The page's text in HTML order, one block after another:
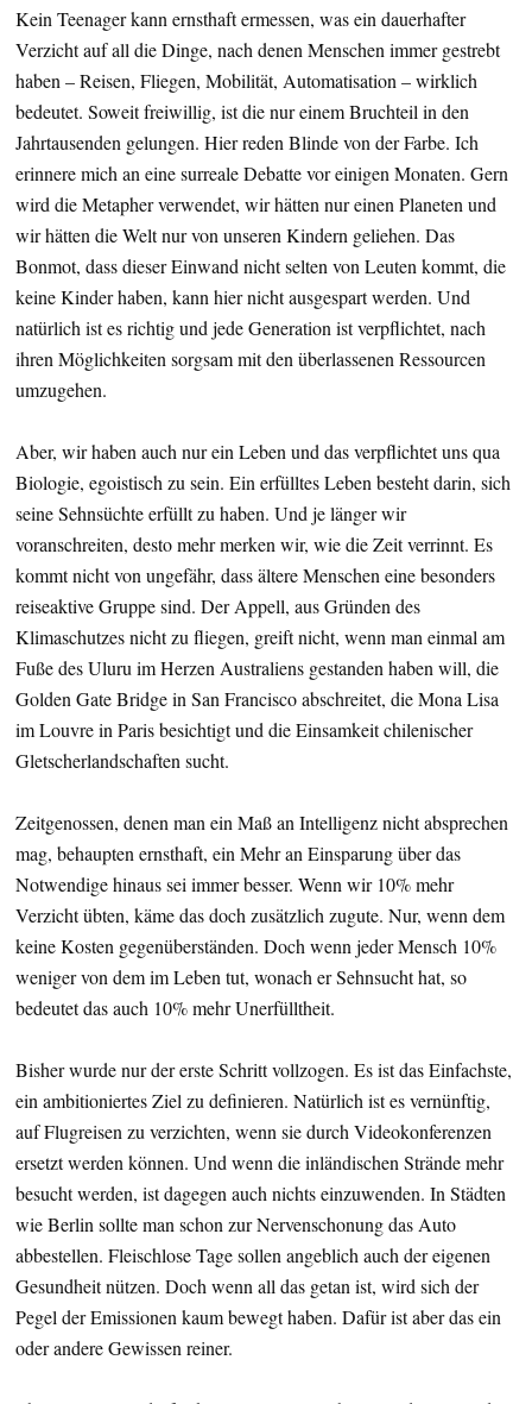
Kein Teenager kann ernsthaft ermessen, was ein dauerhafter
Verzicht auf all die Dinge, nach denen Menschen immer gestrebt
haben – Reisen, Fliegen, Mobilität, Automatisation – wirklich
bedeutet. Soweit freiwillig, ist die nur einem Bruchteil in den
Jahrtausenden gelungen. Hier reden Blinde von der Farbe. Ich
erinnere mich an eine surreale Debatte vor einigen Monaten. Gern
wird die Metapher verwendet, wir hätten nur einen Planeten und
wir hätten die Welt nur von unseren Kindern geliehen. Das
Bonmot, dass dieser Einwand nicht selten von Leuten kommt, die
keine Kinder haben, kann hier nicht ausgespart werden. Und
natürlich ist es richtig und jede Generation ist verpflichtet, nach
ihren Möglichkeiten sorgsam mit den überlassenen Ressourcen
umzugehen.
Aber, wir haben auch nur ein Leben und das verpflichtet uns qua
Biologie, egoistisch zu sein. Ein erfülltes Leben besteht darin, sich
seine Sehnsüchte erfüllt zu haben. Und je länger wir
voranschreiten, desto mehr merken wir, wie die Zeit verrinnt. Es
kommt nicht von ungefähr, dass ältere Menschen eine besonders
reiseaktive Gruppe sind. Der Appell, aus Gründen des
Klimaschutzes nicht zu fliegen, greift nicht, wenn man einmal am
Fuße des Uluru im Herzen Australiens gestanden haben will, die
Golden Gate Bridge in San Francisco abschreitet, die Mona Lisa
im Louvre in Paris besichtigt und die Einsamkeit chilenischer
Gletscherlandschaften sucht.
Zeitgenossen, denen man ein Maß an Intelligenz nicht absprechen
mag, behaupten ernsthaft, ein Mehr an Einsparung über das
Notwendige hinaus sei immer besser. Wenn wir 10% mehr
Verzicht übten, käme das doch zusätzlich zugute. Nur, wenn dem
keine Kosten gegenüberständen. Doch wenn jeder Mensch 10%
weniger von dem im Leben tut, wonach er Sehnsucht hat, so
bedeutet das auch 10% mehr Unerfülltheit.
Bisher wurde nur der erste Schritt vollzogen. Es ist das Einfachste,
ein ambitioniertes Ziel zu definieren. Natürlich ist es vernünftig,
auf Flugreisen zu verzichten, wenn sie durch Videokonferenzen
ersetzt werden können. Und wenn die inländischen Strände mehr
besucht werden, ist dagegen auch nichts einzuwenden. In Städten
wie Berlin sollte man schon zur Nervenschonung das Auto
abbestellen. Fleischlose Tage sollen angeblich auch der eigenen
Gesundheit nützen. Doch wenn all das getan ist, wird sich der
Pegel der Emissionen kaum bewegt haben. Dafür ist aber das ein
oder andere Gewissen reiner.